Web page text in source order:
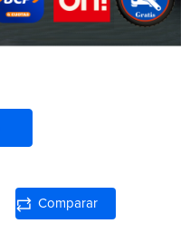
Comparar